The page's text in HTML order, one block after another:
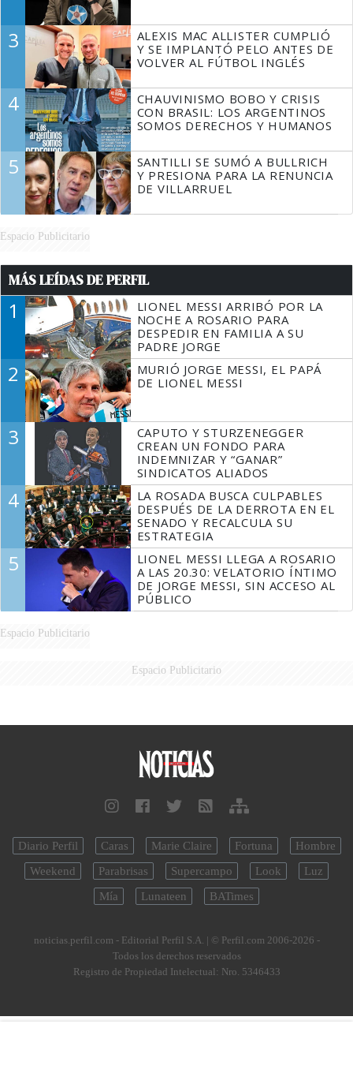
3
ALEXIS MAC ALLISTER CUMPLIÓ
Y SE IMPLANTÓ PELO ANTES DE
VOLVER AL FÚTBOL INGLÉS
4
CHAUVINISMO BOBO Y CRISIS
CON BRASIL: LOS ARGENTINOS
SOMOS DERECHOS Y HUMANOS
5
SANTILLI SE SUMÓ A BULLRICH
Y PRESIONA PARA LA RENUNCIA
DE VILLARRUEL
Espacio Publicitario
MÁS LEÍDAS DE PERFIL
1
LIONEL MESSI ARRIBÓ POR LA
NOCHE A ROSARIO PARA
DESPEDIR EN FAMILIA A SU
PADRE JORGE
2
MURIÓ JORGE MESSI, EL PAPÁ
DE LIONEL MESSI
3
CAPUTO Y STURZENEGGER
CREAN UN FONDO PARA
INDEMNIZAR Y “GANAR”
SINDICATOS ALIADOS
4
LA ROSADA BUSCA CULPABLES
DESPUÉS DE LA DERROTA EN EL
SENADO Y RECALCULA SU
ESTRATEGIA
5
LIONEL MESSI LLEGA A ROSARIO
A LAS 20.30: VELATORIO ÍNTIMO
DE JORGE MESSI, SIN ACCESO AL
PÚBLICO
Espacio Publicitario
Espacio Publicitario
Diario Perfil Caras Marie Claire Fortuna
Hombre
Weekend
Parabrisas Supercampo Look
Luz
Mía
Lunateen BATimes
noticias.perfil.com - Editorial Perfil S.A. | © Perfil.com 2006-2026 -
Todos los derechos reservados
Registro de Propiedad Intelectual: Nro. 5346433